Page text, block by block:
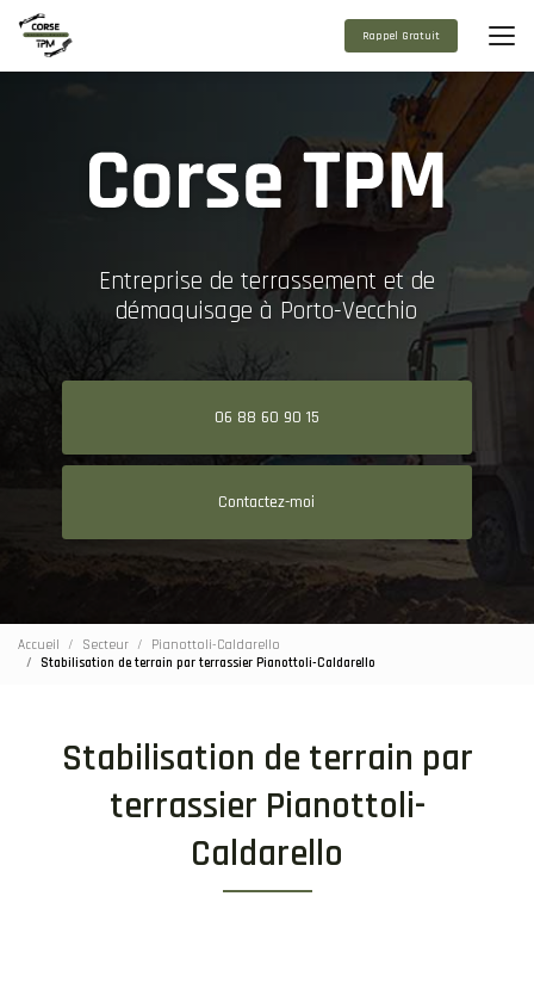
contenu
principal
Rappel Gratuit
Entreprise de terrassement et de
démaquisage à Porto-Vecchio
06 88 60 90 15
Contactez-moi
Accueil Secteur
Pianottoli-Caldarello
Stabilisation de terrain par terrassier Pianottoli-Caldarello
Stabilisation de terrain par
terrassier Pianottoli-
Caldarello